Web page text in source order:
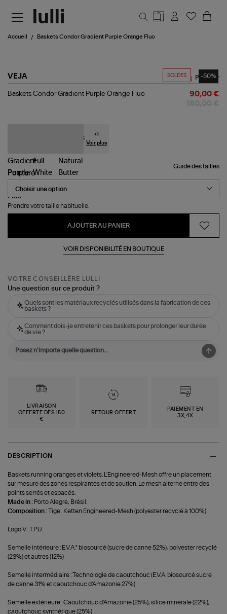
Accueil Baskets Condor Gradient Purple Orange Fluo
SOLDES -50%
VEJA
Baskets
Partager
Baskets Condor Gradient Purple Orange Fluo 90,00 €
+1
Voir plus
Guide des tailles
Pointure
Prendre votre taille habituelle.
AJOUTER AU PANIER
VOIR DISPONIBILITÉ EN BOUTIQUE
VOTRE CONSEILLÈRE LULLI
Une question sur ce produit ?
Quels sont les matériaux recyclés utilisés dans la fabrication de ces
baskets ?
Comment dois-je entretenir ces baskets pour prolonger leur durée
de vie ?
LIVRAISON
OFFERTE DÈS 150
€
RETOUR OFFERT
PAIEMENT EN
3X,4X
DESCRIPTION
Baskets running oranges et violets. L'Engineered-Mesh offre un placement
sur mesure des zones respirantes et de soutien. Le mesh alterne entre des
points serrés et espacés.
Made in : Porto Alegre, Brésil.
Composition :
Tige : Ketten Engineered-Mesh (polyester recyclé à 100%)
Logo V : T.P.U.
Semelle intérieure : E.V.A.* biosourcé (sucre de canne 52%), polyester recyclé
(23%) et autres (12%)
Semelle intermédiaire : Technologie de caoutchouc (E.V.A. biosourcé sucre
de canne 31% et caoutchouc d'Amazonie 27%)
Semelle extérieure : Caoutchouc d'Amazonie (25%), silice minérale (22%),
caoutchouc synthétique (25%)